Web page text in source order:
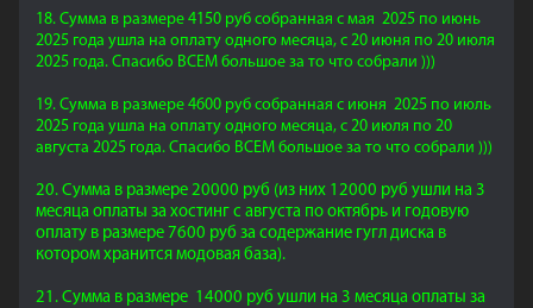
18. Сумма в размере 4150 руб собранная с мая 2025 по июнь
2025 года ушла на оплату одного месяца, с 20 июня по 20 июля
2025 года. Спасибо ВСЕМ большое за то что собрали )))
19. Сумма в размере 4600 руб собранная с июня 2025 по июль
2025 года ушла на оплату одного месяца, с 20 июля по 20
августа 2025 года. Спасибо ВСЕМ большое за то что собрали )))
20. Сумма в размере 20000 руб (из них 12000 руб ушли на 3
месяца оплаты за хостинг с августа по октябрь и годовую
оплату в размере 7600 руб за содержание гугл диска в
котором хранится модовая база).
21. Сумма в размере 14000 руб ушли на 3 месяца оплаты за